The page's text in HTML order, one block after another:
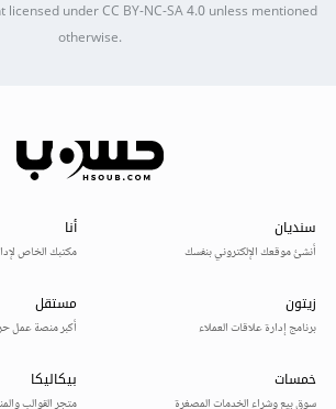
licensed underCC BY-NC-SA 4.0unless mentioned
otherwise.